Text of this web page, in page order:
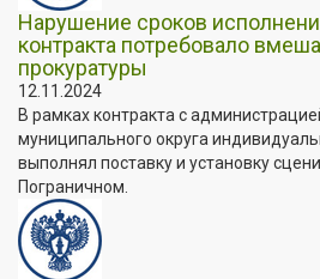
Нарушение сроков
контракта потребовало
прокуратуры
12.11.2024
В рамках контракта с
муниципального округа
выполнял поставку и установку
Пограничном.